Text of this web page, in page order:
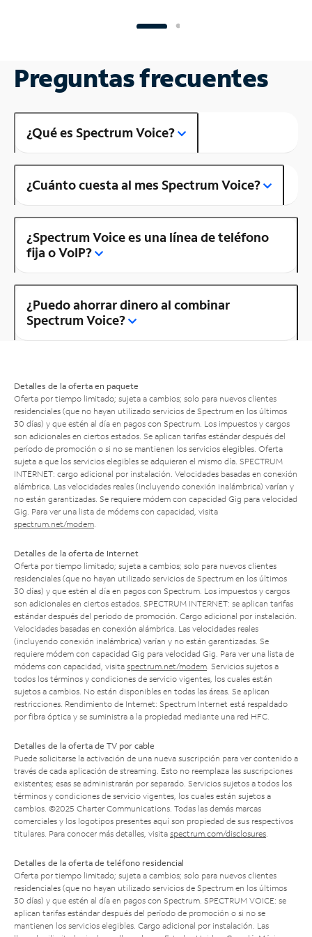
Preguntas frecuentes
¿Qué es Spectrum Voice?
¿Cuánto cuesta al mes Spectrum Voice?
¿Spectrum Voice es una línea de teléfono
fija o VoIP?
¿Puedo ahorrar dinero al combinar
Spectrum Voice?
Detalles de la oferta en paquete
Oferta por tiempo limitado; sujeta a cambios; solo para nuevos clientes
residenciales (que no hayan utilizado servicios de Spectrum en los últimos
30 días) y que estén al día en pagos con Spectrum. Los impuestos y cargos
son adicionales en ciertos estados. Se aplican tarifas estándar después del
período de promoción o si no se mantienen los servicios elegibles. Oferta
sujeta a que los servicios elegibles se adquieran el mismo día. SPECTRUM
INTERNET: cargo adicional por instalación. Velocidades basadas en conexión
alámbrica. Las velocidades reales (incluyendo conexión inalámbrica) varían y
no están garantizadas. Se requiere módem con capacidad Gig para velocidad
Gig. Para ver una lista de módems con capacidad, visita
spectrum.net/modem
Detalles de la oferta de Internet
Oferta por tiempo limitado; sujeta a cambios; solo para nuevos clientes
residenciales (que no hayan utilizado servicios de Spectrum en los últimos
30 días) y que estén al día en pagos con Spectrum. Los impuestos y cargos
son adicionales en ciertos estados. SPECTRUM INTERNET: se aplican tarifas
estándar después del período de promoción. Cargo adicional por instalación.
Velocidades basadas en conexión alámbrica. Las velocidades reales
(incluyendo conexión inalámbrica) varían y no están garantizadas. Se
requiere módem con capacidad Gig para velocidad Gig. Para ver una lista de
módems con capacidad, visita spectrum.net/modem . Servicios sujetos a
todos los términos y condiciones de servicio vigentes, los cuales están
sujetos a cambios. No están disponibles en todas las áreas. Se aplican
restricciones. Rendimiento de Internet: Spectrum Internet está respaldado
por fibra óptica y se suministra a la propiedad mediante una red HFC.
Detalles de la oferta de TV por cable
Puede solicitarse la activación de una nueva suscripción para ver contenido a
través de cada aplicación de streaming. Esto no reemplaza las suscripciones
existentes; esas se administrarán por separado. Servicios sujetos a todos los
términos y condiciones de servicio vigentes, los cuales están sujetos a
cambios. ©2025 Charter Communications. Todas las demás marcas
comerciales y los logotipos presentes aquí son propiedad de sus respectivos
titulares. Para conocer más detalles, visita spectrum.com/disclosures
Detalles de la oferta de teléfono residencial
Oferta por tiempo limitado; sujeta a cambios; solo para nuevos clientes
residenciales (que no hayan utilizado servicios de Spectrum en los últimos
30 días) y que estén al día en pagos con Spectrum. SPECTRUM VOICE: se
aplican tarifas estándar después del período de promoción o si no se
mantienen los servicios elegibles. Cargo adicional por instalación. Las